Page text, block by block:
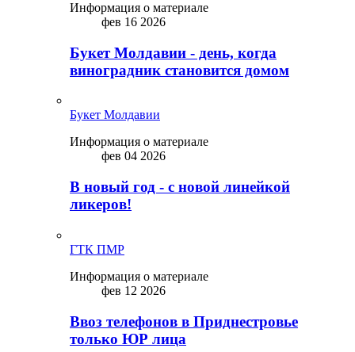
Информация о материале
фев 16 2026
Букет Молдавии - день, когда
виноградник становится домом
Букет Молдавии
Информация о материале
фев 04 2026
В новый год - с новой линейкой
ликepoв!
ГТК ПМР
Информация о материале
фев 12 2026
Ввоз телефонов в Приднестровье
только ЮР лица